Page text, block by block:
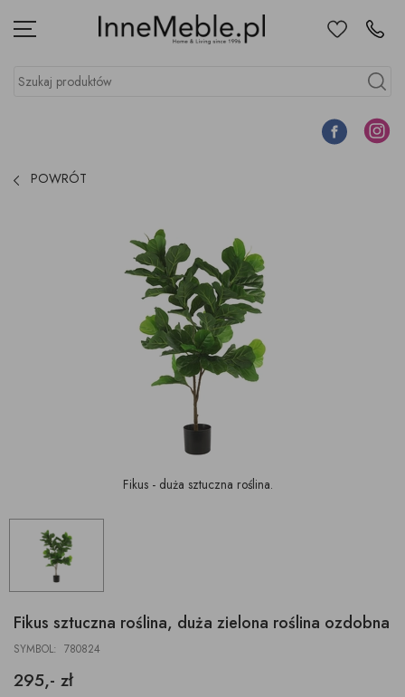
Menu UlubioneKontakt
Szukaj produktów
Szukaj
Facebook
POWRÓT
Fikus - duża sztuczna roślina.
Fikus sztuczna roślina, duża zielona roślina ozdobna
SYMBOL: 780824
295,- zł